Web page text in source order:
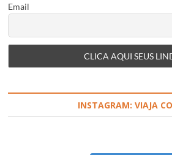
Email
INSTAGRAM: VIAJA